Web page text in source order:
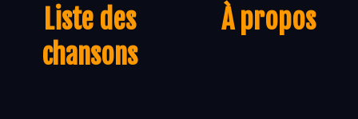
Liste des
chansons
À propos